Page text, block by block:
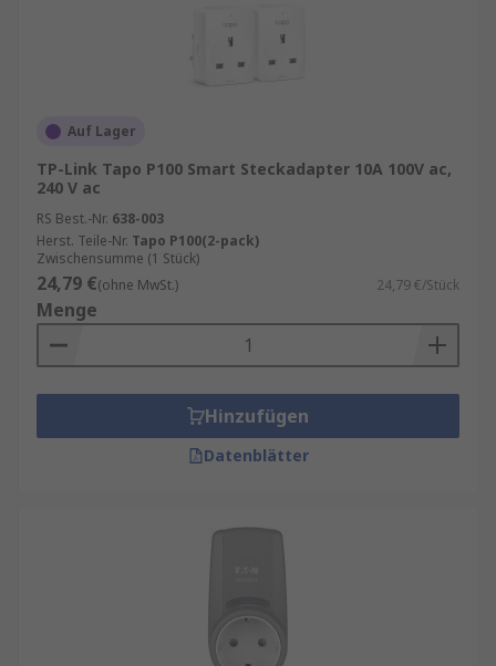
Auf Lager
TP-Link Tapo P100 Smart Steckadapter 10A 100V ac,
240 V ac
RS Best.-Nr. 638-003
Herst. Teile-Nr. Tapo P100(2-pack)
Zwischensumme (1 Stück)
24,79 €(ohne MwSt.) 24,79 €/Stück
Menge
Hinzufügen
Datenblätter